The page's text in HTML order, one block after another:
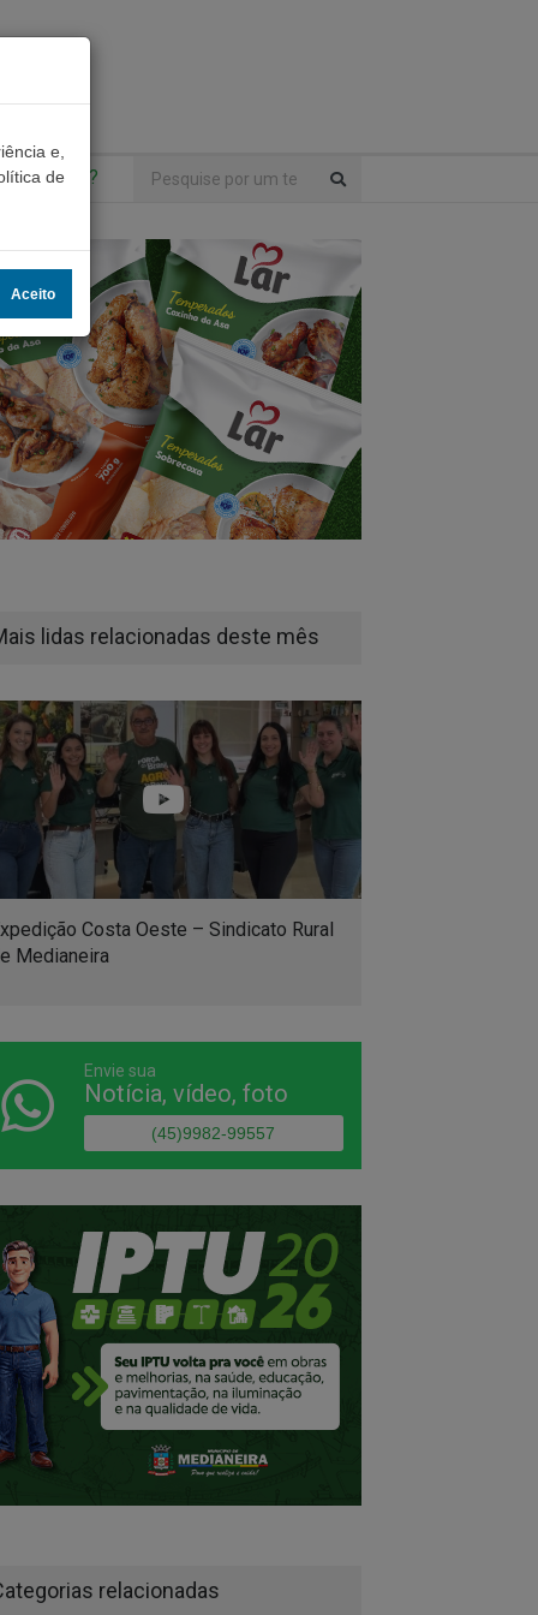
algo?
lidas relacionadas deste mês
Costa Oeste – Sindicato Rural
Medianeira
Envie sua
Notícia, vídeo, foto
(45)9982-99557
relacionadas
e,
de
Aceito